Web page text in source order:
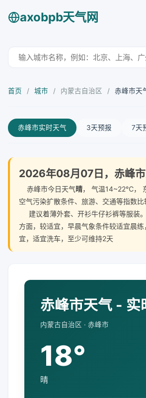
axobpb天气网
首页 / 城市 / 内蒙古自治区 / 赤峰市天
赤峰市实时天气 3天预报 7天
2026年08月07日，赤峰市
赤峰市今日天气晴， 气温14~22℃，
空气污染扩散条件、旅游、交通等指数
建议着薄外套、开衫牛仔衫裤等服装
方面，较适宜，早晨气象条件较适宜晨
宜，适宜洗车，至少可维持2天
赤峰市天气 - 实
内蒙古自治区 · 赤峰市
18°
晴